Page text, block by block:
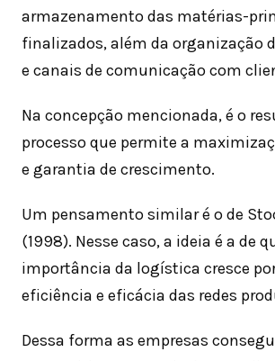
armazenamento das matérias-
finalizados, além da organização
e canais de comunicação com
Na concepção mencionada, é o
processo que permite a
e garantia de crescimento.
Um pensamento similar é o de
(1998). Nesse caso, a ideia é a de
importância da logística cresce
eficiência e eficácia das redes
Dessa forma as empresas